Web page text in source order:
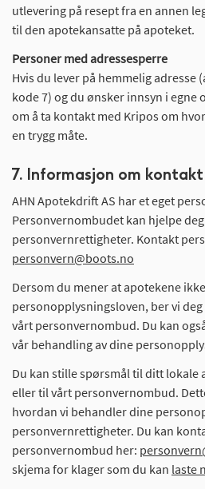
utlevering på resept fra en annen
til den apotekansatte på apoteket.
Personer med adressesperre
Hvis du lever på hemmelig adresse
kode 7) og du ønsker innsyn i egne
om å ta kontakt med Kripos om
en trygg måte.
7. Informasjon om
AHN Apotekdrift AS har et eget
Personvernombudet kan hjelpe
personvernrettigheter. Kontakt
personvern@boots.no
Dersom du mener at apotekene
personopplysningsloven, ber vi
vårt personvernombud. Du kan
vår behandling av dine
Du kan stille spørsmål til ditt lokale
eller til vårt personvernombud.
hvordan vi behandler dine
personvernrettigheter. Du kan
personvernombud her:
skjema for klager som du kan laste